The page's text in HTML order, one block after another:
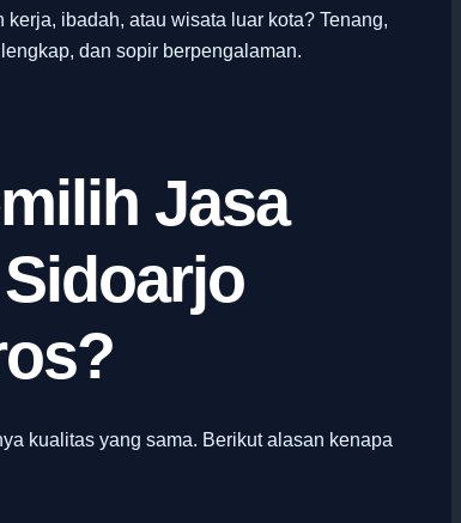
ibadah, atau wisata luar kota? Tenang,
dan sopir berpengalaman.
Jasa
kualitas yang sama. Berikut alasan kenapa